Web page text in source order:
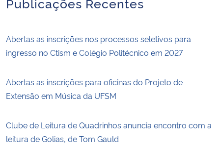
Abertas as inscrições nos processos seletivos para
ingresso no Ctism e Colégio Politécnico em 2027
Abertas as inscrições para oficinas do Projeto de
Extensão em Música da UFSM
Clube de Leitura de Quadrinhos anuncia encontro com a
leitura de Golias, de Tom Gauld